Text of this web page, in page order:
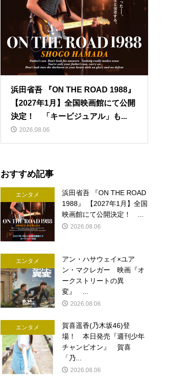
浜田省吾 『ON THE ROAD 1988』
【2027年1月】全国映画館にて公開
決定！ 「キービジュアル」も...
2026.08.06
おすすめ記事
エンタメ
浜田省吾 『ON THE ROAD
1988』 【2027年1月】全国
映画館にて公開決定！ ...
2026.08.06
エンタメ
アン・ハサウェイ×ユア
ン・マクレガー 映画『オ
ークストリートの異
変』 ...
2026.08.06
エンタメ
賀喜遥香(乃木坂46)登
場！ 本日発売『週刊少年
チャンピオン』 賀喜
「乃...
2026.08.06